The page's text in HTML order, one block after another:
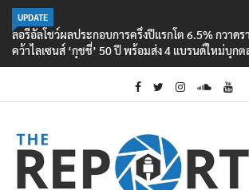
UPDATE
ลอรีอัลโชว์ผลประกอบการครึ่งปีแรกโต 6.5% กวาด
คว้าไลเซนส์ ‘กุชชี่’ 50 ปี พร้อมส่ง 4 แบรนด์ใหม่บุกต